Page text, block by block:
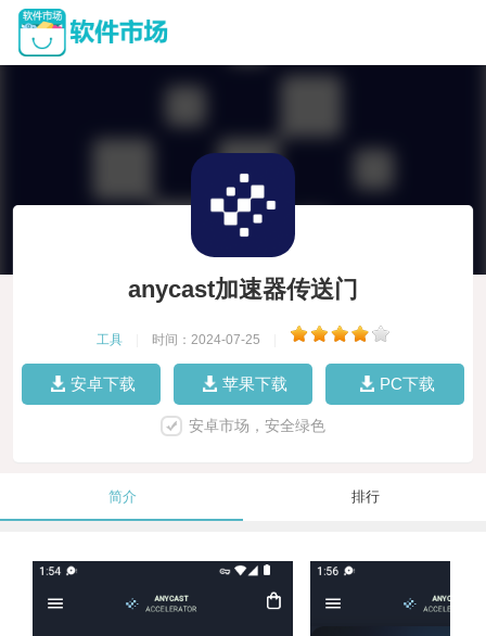
anycast加速器传送门
工具 时间：2024-07-25
安卓下载 苹果下载 PC下载
安卓市场，安全绿色
简介 排行